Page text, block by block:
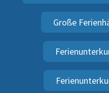
Große